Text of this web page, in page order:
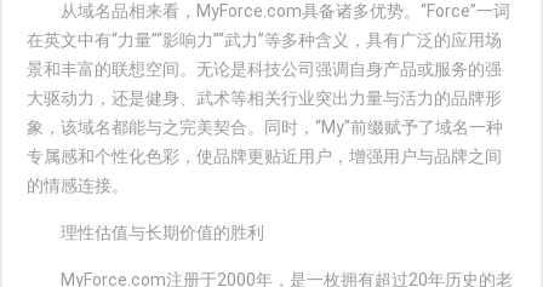
从域名品相来看，MyForce.com具备诸多优势。“Force”一词
在英文中有“力量”“影响力”“武力”等多种含义，具有广泛的应用场
景和丰富的联想空间。无论是科技公司强调自身产品或服务的强
大驱动力，还是健身、武术等相关行业突出力量与活力的品牌形
象，该域名都能与之完美契合。同时，“My”前缀赋予了域名一种
专属感和个性化色彩，使品牌更贴近用户，增强用户与品牌之间
的情感连接。
理性估值与长期价值的胜利
MyForce.com注册于2000年，是一枚拥有超过20年历史的老